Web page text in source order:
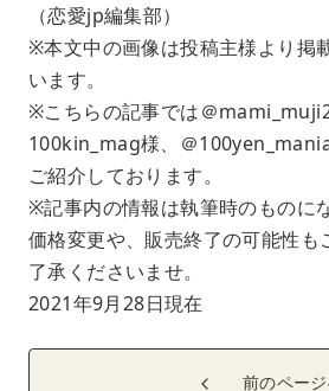
（恋愛jp編集部）
※本文中の画像は投稿主様より掲
います。
※こちらの記事では＠
100kin_mag様、＠
ご紹介しております。
※記事内の情報は執筆時のものに
価格変更や、販売終了の可能性も
了承くださいませ。
2021年9月28日現在
前のペー